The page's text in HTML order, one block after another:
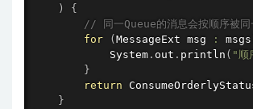
)
{
// 同一Queue的消息会按顺序被同
for
( MessageExt msg : msgs
            System
. out . println ( "顺
}
return
}